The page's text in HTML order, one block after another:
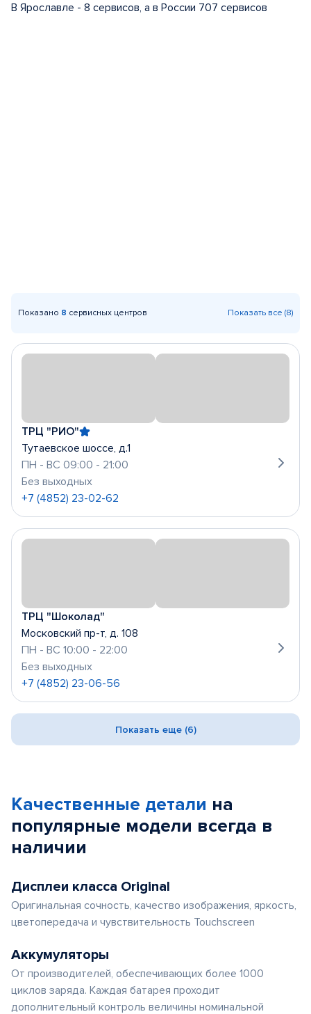
В Ярославле - 8 сервисов, а в России 707 сервисов
Показано 8 сервисных центров Показать все (8)
ТРЦ "РИО"
Тутаевское шоссе, д.1
ПН - ВС 09:00 - 21:00
Без выходных
+7 (4852) 23-02-62
ТРЦ "Шоколад"
Московский пр-т, д. 108
ПН - ВС 10:00 - 22:00
Без выходных
+7 (4852) 23-06-56
Показать еще (6)
Качественные детали на
популярные модели всегда в
наличии
Дисплеи класса Original
Оригинальная сочность, качество изображения, яркость,
цветопередача и чувствительность Touchscreen
Аккумуляторы
От производителей, обеспечивающих более 1000
циклов заряда. Каждая батарея проходит
дополнительный контроль величины номинальной